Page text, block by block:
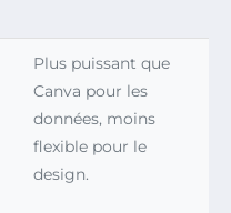
Plus puissant que
Canva pour les
données, moins
flexible pour le
design.